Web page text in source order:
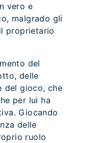
vero e
malgrado gli
proprietario
del
delle
del gioco, che
per lui ha
Giocando
delle
ruolo